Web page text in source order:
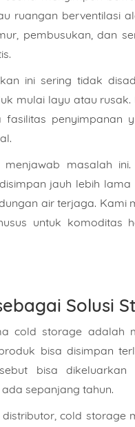
ruangan berventilasi
pembusukan, dan
ini sering tidak
mulai layu atau
fasilitas
masalah
jauh lebih
air terjaga. Kami
untuk komoditas
Solusi
cold storage adalah
bisa disimpan
bisa
sepanjang tahun.
cold storage